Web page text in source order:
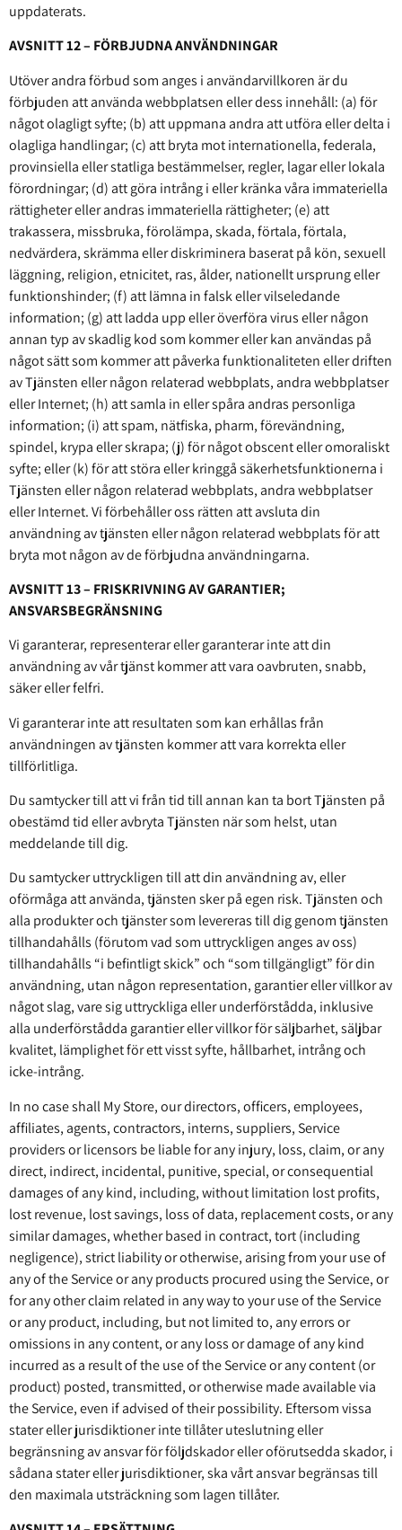
uppdaterats.
AVSNITT 12 – FÖRBJUDNA ANVÄNDNINGAR
Utöver andra förbud som anges i användarvillkoren är du
förbjuden att använda webbplatsen eller dess innehåll: (a) för
något olagligt syfte; (b) att uppmana andra att utföra eller delta i
olagliga handlingar; (c) att bryta mot internationella, federala,
provinsiella eller statliga bestämmelser, regler, lagar eller lokala
förordningar; (d) att göra intrång i eller kränka våra immateriella
rättigheter eller andras immateriella rättigheter; (e) att
trakassera, missbruka, förolämpa, skada, förtala, förtala,
nedvärdera, skrämma eller diskriminera baserat på kön, sexuell
läggning, religion, etnicitet, ras, ålder, nationellt ursprung eller
funktionshinder; (f) att lämna in falsk eller vilseledande
information; (g) att ladda upp eller överföra virus eller någon
annan typ av skadlig kod som kommer eller kan användas på
något sätt som kommer att påverka funktionaliteten eller driften
av Tjänsten eller någon relaterad webbplats, andra webbplatser
eller Internet; (h) att samla in eller spåra andras personliga
information; (i) att spam, nätfiska, pharm, förevändning,
spindel, krypa eller skrapa; (j) för något obscent eller omoraliskt
syfte; eller (k) för att störa eller kringgå säkerhetsfunktionerna i
Tjänsten eller någon relaterad webbplats, andra webbplatser
eller Internet. Vi förbehåller oss rätten att avsluta din
användning av tjänsten eller någon relaterad webbplats för att
bryta mot någon av de förbjudna användningarna.
AVSNITT 13 – FRISKRIVNING AV GARANTIER;
ANSVARSBEGRÄNSNING
Vi garanterar, representerar eller garanterar inte att din
användning av vår tjänst kommer att vara oavbruten, snabb,
säker eller felfri.
Vi garanterar inte att resultaten som kan erhållas från
användningen av tjänsten kommer att vara korrekta eller
tillförlitliga.
Du samtycker till att vi från tid till annan kan ta bort Tjänsten på
obestämd tid eller avbryta Tjänsten när som helst, utan
meddelande till dig.
Du samtycker uttryckligen till att din användning av, eller
oförmåga att använda, tjänsten sker på egen risk. Tjänsten och
alla produkter och tjänster som levereras till dig genom tjänsten
tillhandahålls (förutom vad som uttryckligen anges av oss)
tillhandahålls “i befintligt skick” och “som tillgängligt” för din
användning, utan någon representation, garantier eller villkor av
något slag, vare sig uttryckliga eller underförstådda, inklusive
alla underförstådda garantier eller villkor för säljbarhet, säljbar
kvalitet, lämplighet för ett visst syfte, hållbarhet, intrång och
icke-intrång.
In no case shall My Store, our directors, officers, employees,
affiliates, agents, contractors, interns, suppliers, Service
providers or licensors be liable for any injury, loss, claim, or any
direct, indirect, incidental, punitive, special, or consequential
damages of any kind, including, without limitation lost profits,
lost revenue, lost savings, loss of data, replacement costs, or any
similar damages, whether based in contract, tort (including
negligence), strict liability or otherwise, arising from your use of
any of the Service or any products procured using the Service, or
for any other claim related in any way to your use of the Service
or any product, including, but not limited to, any errors or
omissions in any content, or any loss or damage of any kind
incurred as a result of the use of the Service or any content (or
product) posted, transmitted, or otherwise made available via
the Service, even if advised of their possibility. Eftersom vissa
stater eller jurisdiktioner inte tillåter uteslutning eller
begränsning av ansvar för följdskador eller oförutsedda skador, i
sådana stater eller jurisdiktioner, ska vårt ansvar begränsas till
den maximala utsträckning som lagen tillåter.